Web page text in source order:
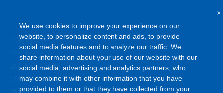
ご利用条件
サイトマップ
よくあるご質問
プライバシーポリシー
website, to personalize content and ads, to provide
social media features and to analyze our traffic. We
share information about your use of our website with our
social media, advertising and analytics partners, who
may combine it with other information that you have
provided to them or that they have collected from your